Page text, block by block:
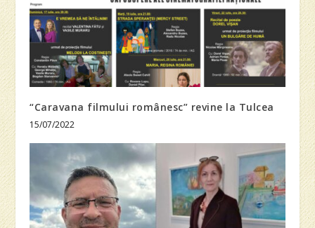
“Caravana filmului românesc” revine la Tulcea
15/07/2022